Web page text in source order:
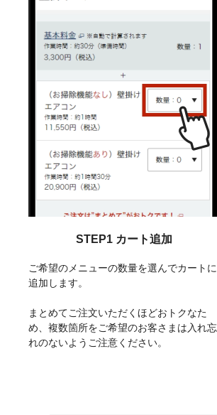
STEP1 カート追加
ご希望のメニューの数量を選んでカートに
追加します。
まとめてご注文いただくほどおトクなた
め、複数箇所をご希望のお客さまは入れ忘
れのないようご注意ください。